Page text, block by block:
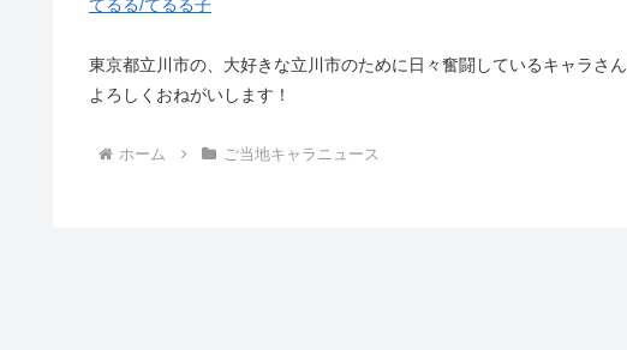
てるる/てるる子
東京都立川市の、大好きな立川市のために日々奮闘しているキャラさ
よろしくおねがいします！
ホーム ご当地キャラニュース